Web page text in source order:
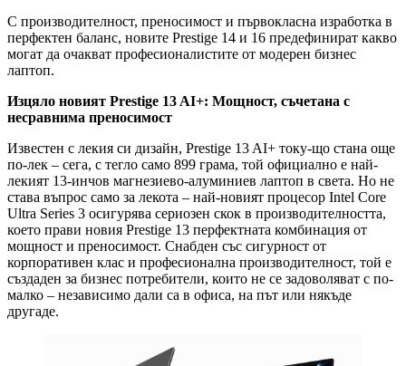
С производителност, преносимост и първокласна изработка в
перфектен баланс, новите Prestige 14 и 16 предефинират какво
могат да очакват професионалистите от модерен бизнес
лаптоп.
Изцяло новият Prestige 13 AI+: Мощност, съчетана с
несравнима преносимост
Известен с лекия си дизайн, Prestige 13 AI+ току-що стана още
по-лек – сега, с тегло само 899 грама, той официално е най-
лекият 13-инчов магнезиево-алуминиев лаптоп в света. Но не
става въпрос само за лекота – най-новият процесор Intel Core
Ultra Series 3 осигурява сериозен скок в производителността,
което прави новия Prestige 13 перфектната комбинация от
мощност и преносимост. Снабден със сигурност от
корпоративен клас и професионална производителност, той е
създаден за бизнес потребители, които не се задоволяват с по-
малко – независимо дали са в офиса, на път или някъде
другаде.